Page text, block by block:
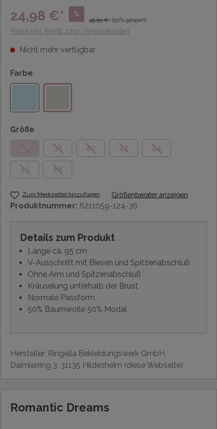
24,98 €* %
49,95 €* (50% gespart)
Preise inkl. MwSt. zzgl. Versandkosten
Nicht mehr verfügbar
Farbe
Größe
36
38 40 42 44
46 48
Zum Merkzettel hinzufügen Größenberater anzeigen
Produktnummer: 6211059-124-36
Details zum Produkt
Länge ca. 95 cm
V-Ausschnitt mit Biesen und Spitzenabschluß
Ohne Arm und Spitzenabschluß
Kräuselung unterhalb der Brust
Normale Passform
50% Baumwolle 50% Modal
Hersteller: Ringella Bekleidungswerk GmbH,
Daimlerring 3, 31135 Hildesheim (diese Webseite)
Romantic Dreams